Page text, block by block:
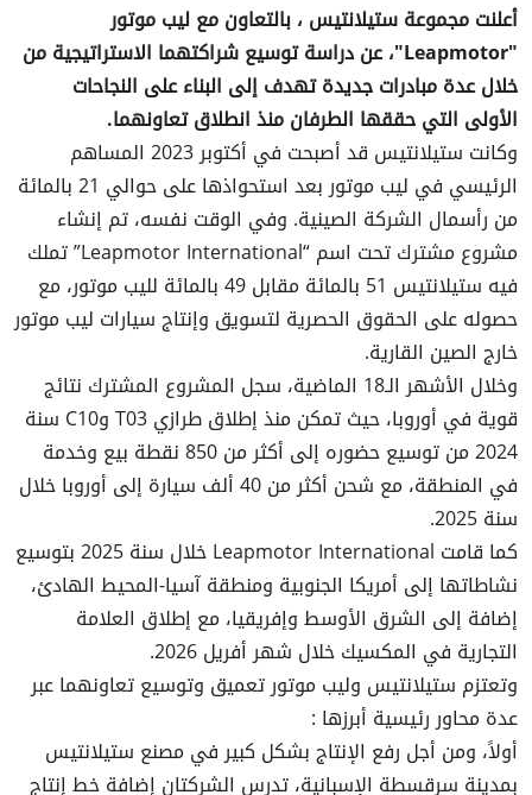
أعلنت مجموعة ستيلانتيس ، بالتعاون مع ليب موتور
"Leapmotor"، عن دراسة توسيع شراكتهما الاستراتيجية من
خلال عدة مبادرات جديدة تهدف إلى البناء على النجاحات
الأولى التي حققها الطرفان منذ انطلاق تعاونهما.
وكانت ستيلانتيس قد أصبحت في أكتوبر 2023 المساهم
الرئيسي في ليب موتور بعد استحواذها على حوالي 21 بالمائة
من رأسمال الشركة الصينية. وفي الوقت نفسه، تم إنشاء
مشروع مشترك تحت اسم “Leapmotor International” تملك
فيه ستيلانتيس 51 بالمائة مقابل 49 بالمائة لليب موتور، مع
حصوله على الحقوق الحصرية لتسويق وإنتاج سيارات ليب موتور
خارج الصين القارية.
وخلال الأشهر الـ18 الماضية، سجل المشروع المشترك نتائج
قوية في أوروبا، حيث تمكن منذ إطلاق طرازي T03 وC10 سنة
2024 من توسيع حضوره إلى أكثر من 850 نقطة بيع وخدمة
في المنطقة، مع شحن أكثر من 40 ألف سيارة إلى أوروبا خلال
سنة 2025.
كما قامت Leapmotor International خلال سنة 2025 بتوسيع
نشاطاتها إلى أمريكا الجنوبية ومنطقة آسيا-المحيط الهادئ،
إضافة إلى الشرق الأوسط وإفريقيا، مع إطلاق العلامة
التجارية في المكسيك خلال شهر أفريل 2026.
وتعتزم ستيلانتيس وليب موتور تعميق وتوسيع تعاونهما عبر
عدة محاور رئيسية أبرزها :
أولاً، ومن أجل رفع الإنتاج بشكل كبير في مصنع ستيلانتيس
بمدينة سرقسطة الإسبانية، تدرس الشركتان إضافة خط إنتاج